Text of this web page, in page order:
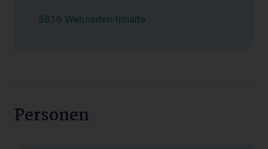
5816 Webseiten-Inhalte
Personen